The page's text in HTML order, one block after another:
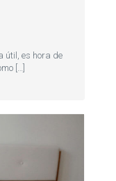
útil, es hora de
[…]